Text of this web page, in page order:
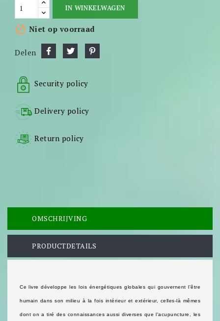
IN WINKELWAGEN
 Niet op voorraad
Delen
Security policy
Delivery policy
Return policy
OMSCHRIJVING
PRODUCTDETAILS
Ce livre développe les lois énergétiques globales qui gouvernent l'être
humain dans son milieu à la fois intérieur et extérieur, celles-là mêmes
dont on a tiré des connaissances aussi diverses que l'acupuncture, les